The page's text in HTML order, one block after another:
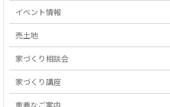
イベント情報
売土地
家づくり相談会
家づくり講座